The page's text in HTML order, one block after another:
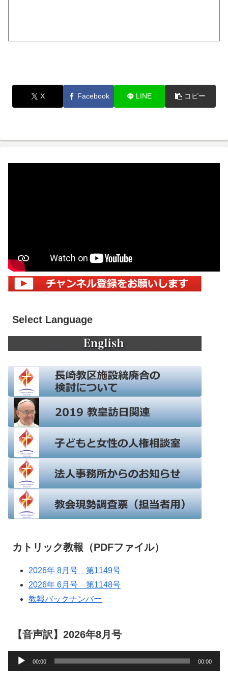
X Facebook LINE コピー
Select Language
カトリック教報（PDFファイル）
2026年 8月号 第1149号
2026年 6月号 第1148号
教報バックナンバー
【音声訳】2026年8月号
声
00:00 00:00